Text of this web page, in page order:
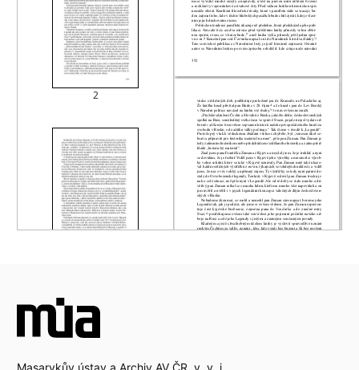
Masarykův ústav a Archiv AV ČR, v. v. i.